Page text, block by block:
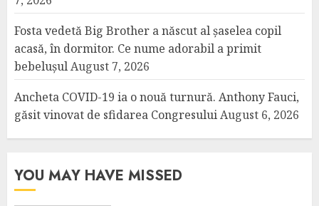
Fosta vedetă Big Brother a născut al șaselea copil
acasă, în dormitor. Ce nume adorabil a primit
bebelușulAugust 7, 2026
Ancheta COVID-19 ia o nouă turnură. Anthony Fauci,
găsit vinovat de sfidarea CongresuluiAugust 6, 2026
YOU MAY HAVE MISSED